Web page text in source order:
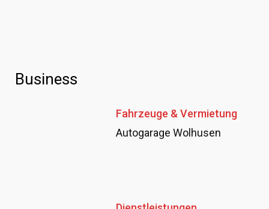
Business
Fahrzeuge & Vermietung
Autogarage Wolhusen